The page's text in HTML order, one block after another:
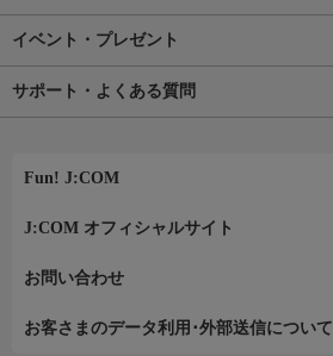
イベント・プレゼント
サポート・よくある質問
Fun! J:COM
J:COM オフィシャルサイト
お問い合わせ
お客さまのデータ利用･外部送信について